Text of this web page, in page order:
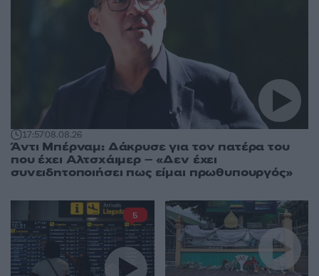
17:5708.08.26
Άντι Μπέρναμ: Δάκρυσε για τον πατέρα του
που έχει Αλτσχάιμερ – «Δεν έχει
συνειδητοποιήσει πως είμαι πρωθυπουργός»
5